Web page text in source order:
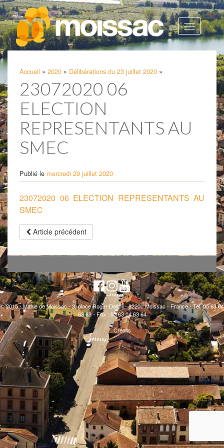
Afficher
la
Accueil » 2020 » Délibérations du 23 juillet 2020 »
23072020 06
ELECTION
REPRESENTANTS AU
SMEC
Publié le mercredi 29 juillet 2020
23072020 06 ELECTION REPRESENTANTS AU
SMEC
Article précédent
© 2015 - Mairie de Moissac - 3, place Roger Delthil - 82200 Moissac - France - Tél. 05 63 04
63 63 - Fax : 05 63 04 63 64
Crédits